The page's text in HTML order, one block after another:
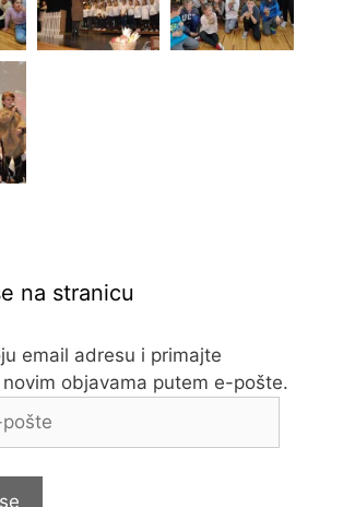
na stranicu
email adresu i primajte
objavama putem e-pošte.